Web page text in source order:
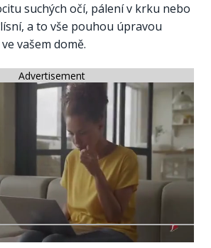
suchých očí, pálení v krku nebo
a to vše pouhou úpravou
vašem domě.
Advertisement